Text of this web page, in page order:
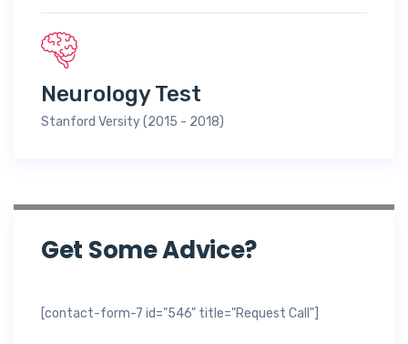
Neurology Test
Stanford Versity (2015 - 2018)
Get Some Advice?
[contact-form-7 id="546" title="Request Call"]